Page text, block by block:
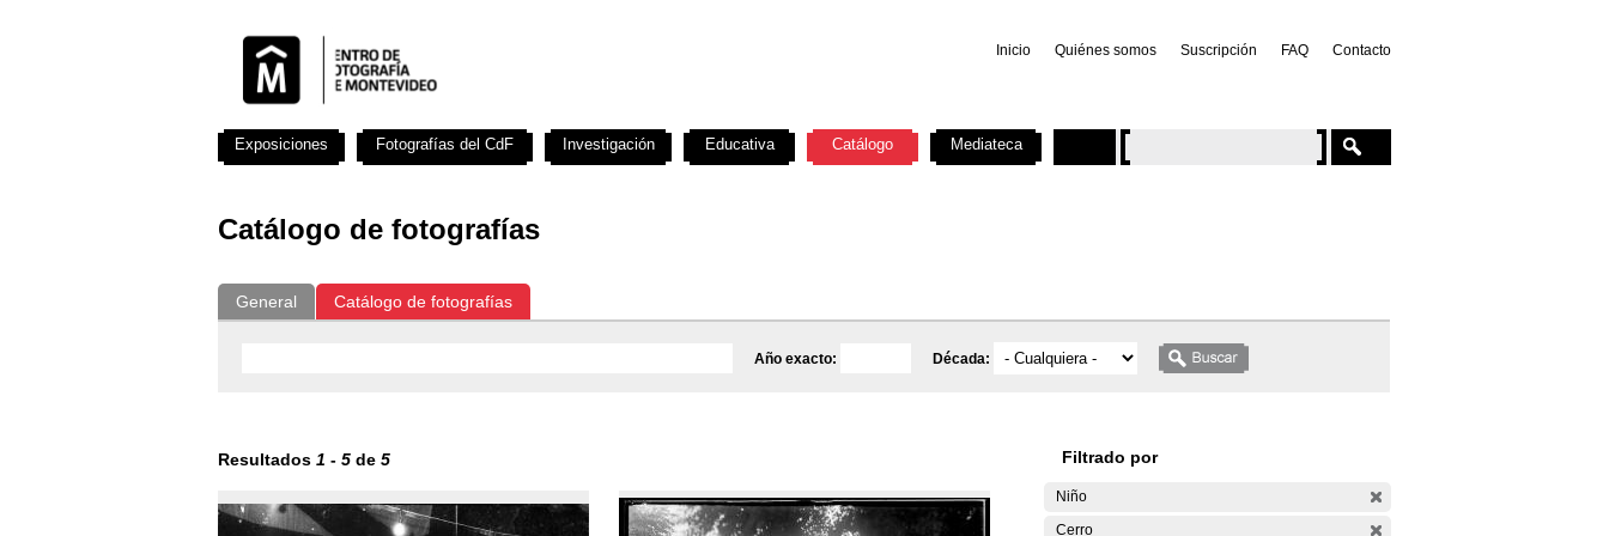
Inicio Quiénes somos Suscripción FAQ Contacto
Catálogo de fotografías
General Catálogo de fotografías
Año exacto: Década:
Resultados 1 - 5 de 5 Filtrado por
Niño
Cerro
Exposiciones Fotografías del CdF Investigación Educativa Catálogo Mediateca